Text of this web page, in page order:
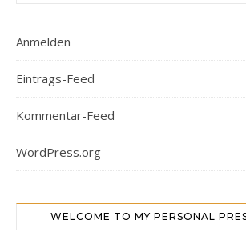
Anmelden
Eintrags-Feed
Kommentar-Feed
WordPress.org
WELCOME TO MY PERSONAL